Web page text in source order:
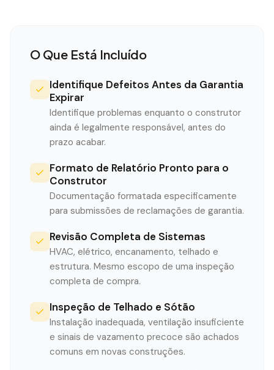
O Que Está Incluído
Identifique Defeitos Antes da Garantia
Expirar
Identifique problemas enquanto o construtor
ainda é legalmente responsável, antes do
prazo acabar.
Formato de Relatório Pronto para o
Construtor
Documentação formatada especificamente
para submissões de reclamações de garantia.
Revisão Completa de Sistemas
HVAC, elétrico, encanamento, telhado e
estrutura. Mesmo escopo de uma inspeção
completa de compra.
Inspeção de Telhado e Sótão
Instalação inadequada, ventilação insuficiente
e sinais de vazamento precoce são achados
comuns em novas construções.